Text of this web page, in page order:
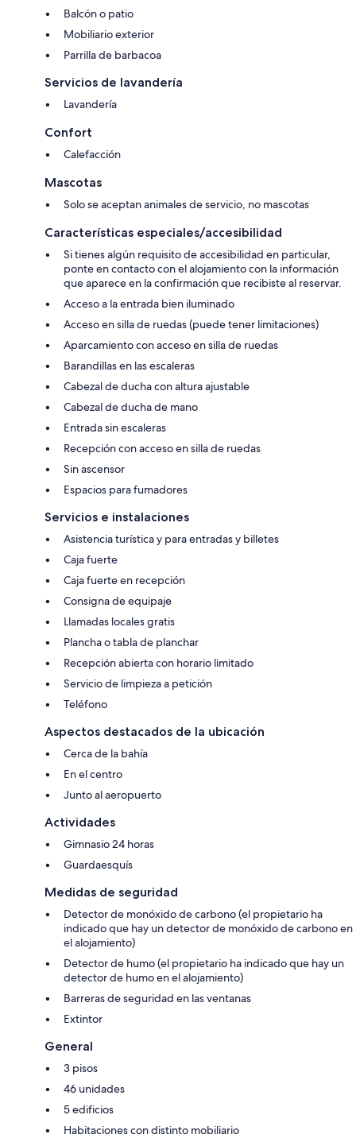
Balcón o patio
Mobiliario exterior
Parrilla de barbacoa
Servicios de lavandería
Lavandería
Confort
Calefacción
Mascotas
Solo se aceptan animales de servicio, no mascotas
Características especiales/accesibilidad
Si tienes algún requisito de accesibilidad en particular,
ponte en contacto con el alojamiento con la información
que aparece en la confirmación que recibiste al reservar.
Acceso a la entrada bien iluminado
Acceso en silla de ruedas (puede tener limitaciones)
Aparcamiento con acceso en silla de ruedas
Barandillas en las escaleras
Cabezal de ducha con altura ajustable
Cabezal de ducha de mano
Entrada sin escaleras
Recepción con acceso en silla de ruedas
Sin ascensor
Espacios para fumadores
Servicios e instalaciones
Asistencia turística y para entradas y billetes
Caja fuerte
Caja fuerte en recepción
Consigna de equipaje
Llamadas locales gratis
Plancha o tabla de planchar
Recepción abierta con horario limitado
Servicio de limpieza a petición
Teléfono
Aspectos destacados de la ubicación
Cerca de la bahía
En el centro
Junto al aeropuerto
Actividades
Gimnasio 24 horas
Guardaesquís
Medidas de seguridad
Detector de monóxido de carbono (el propietario ha
indicado que hay un detector de monóxido de carbono en
el alojamiento)
Detector de humo (el propietario ha indicado que hay un
detector de humo en el alojamiento)
Barreras de seguridad en las ventanas
Extintor
General
3 pisos
46 unidades
5 edificios
Habitaciones con distinto mobiliario